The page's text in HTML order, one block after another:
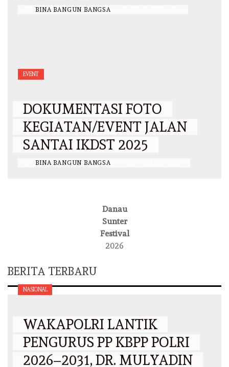
BINA BANGUN BANGSA
EVENT
DOKUMENTASI FOTO
KEGIATAN/EVENT JALAN
SANTAI IKDST 2025
BINA BANGUN BANGSA
Danau
Sunter
Festival
2026
BERITA TERBARU
NASIONAL
WAKAPOLRI LANTIK
PENGURUS PP KBPP POLRI
2026–2031, DR. MULYADIN